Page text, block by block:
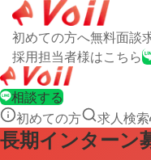
初めての方へ無料面談
採用担当者様はこちら
相談する
初めての方
求人検索
長期インターン